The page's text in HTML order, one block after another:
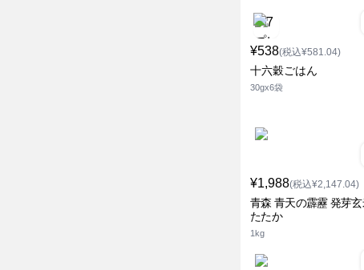
¥538(税込¥581.04)
十六穀ごはん
30gx6袋
¥1,988(税込¥2,147.04)
青森 青天の霹靂 発芽玄
たたか
1kg